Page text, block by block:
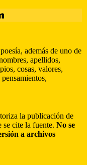
además de uno de
apellidos,
cosas, valores,
la publicación de
se cite la fuente. No se
a archivos